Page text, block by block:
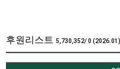
후원리스트 5,730,352/ 0 (2026.01)